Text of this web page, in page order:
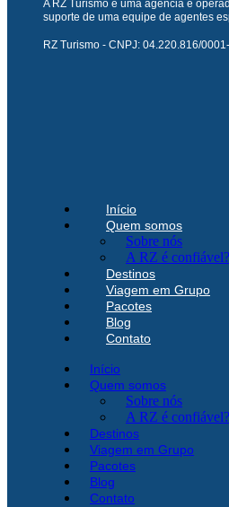
A RZ Turismo é uma agência e
suporte de uma equipe de agentes
RZ Turismo - CNPJ: 04.220.816/
Início
Quem somos
Sobre nós
A RZ é confiável?
Destinos
Viagem em Grupo
Pacotes
Blog
Contato
Início
Quem somos
Sobre nós
A RZ é confiável?
Destinos
Viagem em Grupo
Pacotes
Blog
Contato